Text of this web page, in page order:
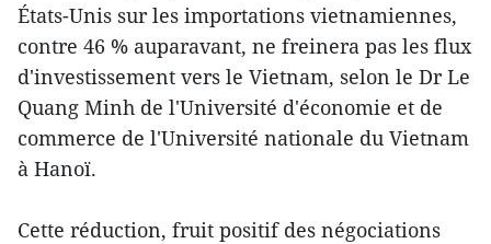
États-Unis sur les importations vietnamiennes,
contre 46 % auparavant, ne freinera pas les flux
d'investissement vers le Vietnam, selon le Dr Le
Quang Minh de l'Université d'économie et de
commerce de l'Université nationale du Vietnam
à Hanoï.
Cette réduction, fruit positif des négociations